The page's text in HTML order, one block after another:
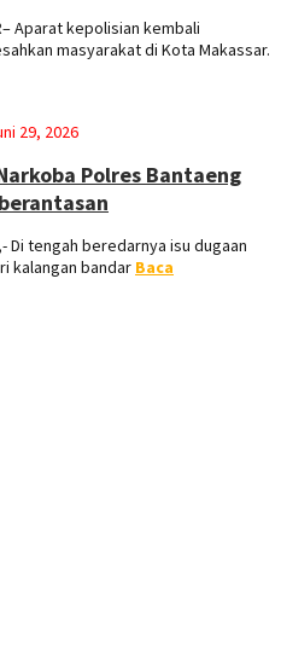
Aparat kepolisian kembali
masyarakat di Kota Makassar.
29, 2026
Polres Bantaeng
Di tengah beredarnya isu dugaan
kalangan bandar Baca